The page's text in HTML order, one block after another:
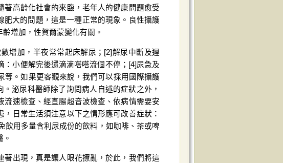
高齡化社會的來臨，老年人的健康問題愈受
大的問題，這是一種正常的現象。良性攝護
增加，性賀爾蒙變化有關。
增加，半夜常常起床解尿；[2]解尿中斷及遲
小便解完後還滴滴嗒嗒流個不停；[4]尿急及
等。如果更客觀來說，我們可以採用國際攝護
泌尿科醫師除了詢問病人自述的症狀之外，
速檢查、經直腸超音波檢查、依病情需要安
日常生活須注意以下之情形應可改善症狀：
飲用多量含利尿成份的飲料，如咖啡、茶或啤
出現，真是讓人眼花撩亂，於此，我們將這